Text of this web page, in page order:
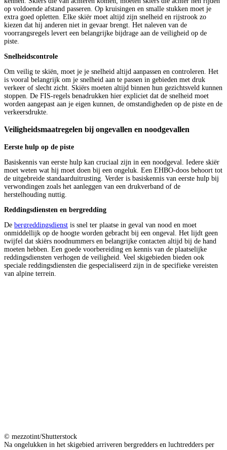
op voldoende afstand passeren. Op kruisingen en smalle stukken moet je
extra goed opletten. Elke skiër moet altijd zijn snelheid en rijstrook zo
kiezen dat hij anderen niet in gevaar brengt. Het naleven van de
voorrangsregels levert een belangrijke bijdrage aan de veiligheid op de
piste.
Snelheidscontrole
Om veilig te skiën, moet je je snelheid altijd aanpassen en controleren. Het
is vooral belangrijk om je snelheid aan te passen in gebieden met druk
verkeer of slecht zicht. Skiërs moeten altijd binnen hun gezichtsveld kunnen
stoppen. De FIS-regels benadrukken hier expliciet dat de snelheid moet
worden aangepast aan je eigen kunnen, de omstandigheden op de piste en de
verkeersdrukte.
Veiligheidsmaatregelen bij ongevallen en noodgevallen
Eerste hulp op de piste
Basiskennis van eerste hulp kan cruciaal zijn in een noodgeval. Iedere skiër
moet weten wat hij moet doen bij een ongeluk. Een EHBO-doos behoort tot
de uitgebreide standaarduitrusting. Verder is basiskennis van eerste hulp bij
verwondingen zoals het aanleggen van een drukverband of de
herstelhouding nuttig.
Reddingsdiensten en bergredding
De bergreddingsdienst is snel ter plaatse in geval van nood en moet
onmiddellijk op de hoogte worden gebracht bij een ongeval. Het lijdt geen
twijfel dat skiërs noodnummers en belangrijke contacten altijd bij de hand
moeten hebben. Een goede voorbereiding en kennis van de plaatselijke
reddingsdiensten verhogen de veiligheid. Veel skigebieden bieden ook
speciale reddingsdiensten die gespecialiseerd zijn in de specifieke vereisten
van alpine terrein.
© mezzotint/Shutterstock
Na ongelukken in het skigebied arriveren bergredders en luchtredders per